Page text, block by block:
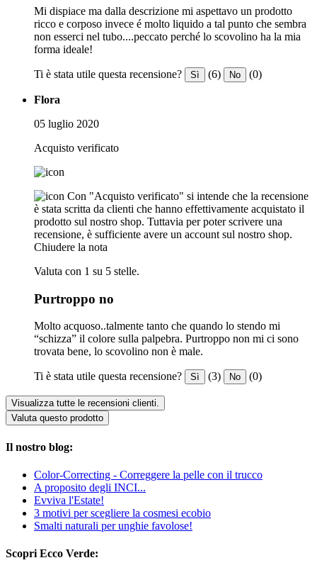
Mi dispiace ma dalla descrizione mi aspettavo un prodotto
ricco e corposo invece é molto liquido a tal punto che sembra
non esserci nel tubo....peccato perché lo scovolino ha la mia
forma ideale!
Ti è stata utile questa recensione? Sì (6) No (0)
Flora
05 luglio 2020
Acquisto verificato
Con "Acquisto verificato" si intende che la recensione
è stata scritta da clienti che hanno effettivamente acquistato il
prodotto sul nostro shop. Tuttavia per poter scrivere una
recensione, è sufficiente avere un account sul nostro shop.
Chiudere la nota
Valuta con 1 su 5 stelle.
Purtroppo no
Molto acquoso..talmente tanto che quando lo stendo mi
“schizza” il colore sulla palpebra. Purtroppo non mi ci sono
trovata bene, lo scovolino non è male.
Ti è stata utile questa recensione? Sì (3) No (0)
Visualizza tutte le recensioni clienti.
Valuta questo prodotto
Il nostro blog:
Color-Correcting - Correggere la pelle con il trucco
A proposito degli INCI...
Evviva l'Estate!
3 motivi per scegliere la cosmesi ecobio
Smalti naturali per unghie favolose!
Scopri Ecco Verde: